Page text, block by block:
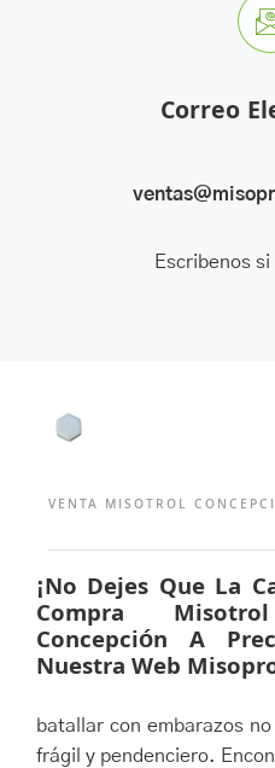
Correo
Escribenos
VENTA MISOTROL
¡No Dejes Que La
Compra
Concepción A
Nuestra Web
batallar con embarazos
frágil y pendenciero.